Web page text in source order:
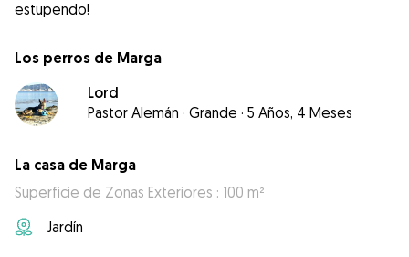
Los perros de Marga
Lord
Pastor Alemán · Grande · 5 Años, 4 Meses
La casa de Marga
Superficie de Zonas Exteriores : 100 m²
Jardín